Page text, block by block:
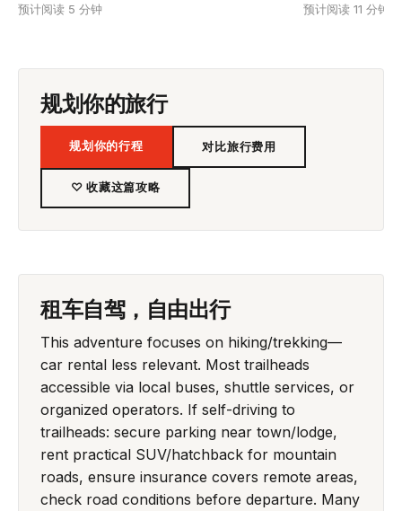
预计阅读 5 分钟 预计阅读 11 分钟
规划你的旅行
规划你的行程 对比旅行费用
♡ 收藏这篇攻略
租车自驾，自由出行
This adventure focuses on hiking/trekking—
car rental less relevant. Most trailheads
accessible via local buses, shuttle services, or
organized operators. If self-driving to
trailheads: secure parking near town/lodge,
rent practical SUV/hatchback for mountain
roads, ensure insurance covers remote areas,
check road conditions before departure. Many